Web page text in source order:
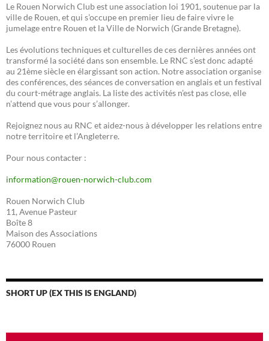
Le Rouen Norwich Club est une association loi 1901, soutenue par la
ville de Rouen, et qui s’occupe en premier lieu de faire vivre le
jumelage entre Rouen et la Ville de Norwich (Grande Bretagne).
Les évolutions techniques et culturelles de ces dernières années ont
transformé la société dans son ensemble. Le RNC s’est donc adapté
au 21ème siècle en élargissant son action. Notre association organise
des conférences, des séances de conversation en anglais et un festival
du court-métrage anglais. La liste des activités n’est pas close, elle
n’attend que vous pour s’allonger.
Rejoignez nous au RNC et aidez-nous à développer les relations entre
notre territoire et l’Angleterre.
Pour nous contacter :
information@rouen-norwich-club.com
Rouen Norwich Club
11, Avenue Pasteur
Boîte 8
Maison des Associations
76000 Rouen
SHORT UP (EX THIS IS ENGLAND)